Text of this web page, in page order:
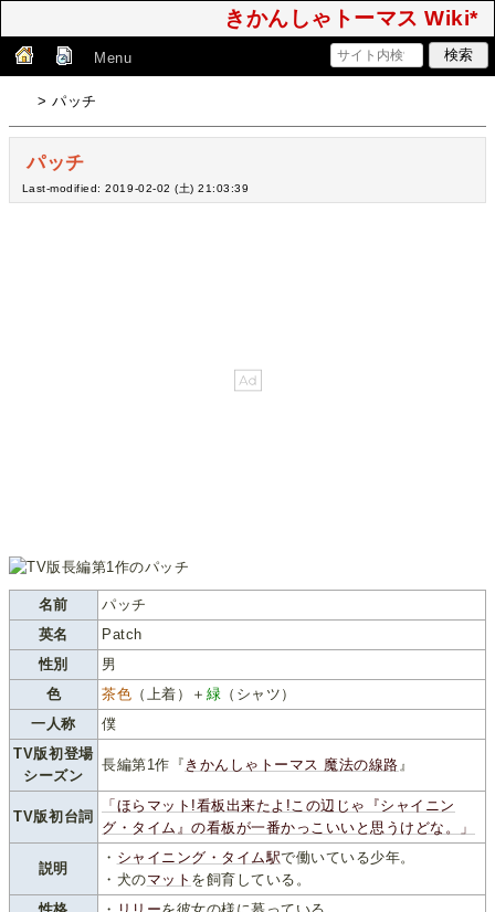
きかんしゃトーマス Wiki*
Menu
> パッチ
パッチ
Last-modified: 2019-02-02 (土) 21:03:39
名前
パッチ
英名
Patch
性別
男
色
茶色 （上着）＋ 緑 （シャツ）
一人称
僕
TV版初登場
シーズン
長編第1作『 きかんしゃトーマス 魔法の線路 』
TV版初台詞
「ほらマット!看板出来たよ!この辺じゃ『シャイニン
グ・タイム』の看板が一番かっこいいと思うけどな。」
説明
・ シャイニング・タイム駅で働いている少年。
・犬のマット を飼育している。
性格
・ リリーを彼女の様に慕っている。